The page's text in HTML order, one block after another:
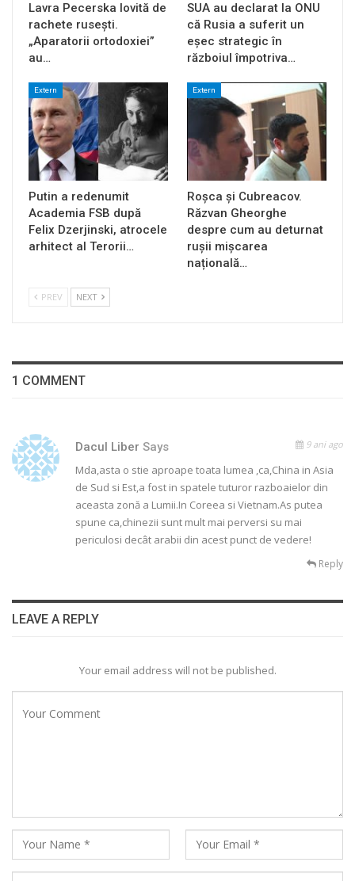
Lavra Pecerska lovită de
rachete rusești.
„Aparatorii ortodoxiei”
au…
SUA au declarat la ONU
că Rusia a suferit un
eșec strategic în
războiul împotriva…
Extern
Putin a redenumit
Academia FSB după
Felix Dzerjinski, atrocele
arhitect al Terorii…
Extern
Roșca și Cubreacov.
Răzvan Gheorghe
despre cum au deturnat
rușii mișcarea
națională…
PREV NEXT
1 COMMENT
Dacul Liber Says 9 ani ago
Mda,asta o stie aproape toata lumea ,ca,China in Asia
de Sud si Est,a fost in spatele tuturor razboaielor din
aceasta zonă a Lumii.In Coreea si Vietnam.As putea
spune ca,chinezii sunt mult mai perversi su mai
periculosi decât arabii din acest punct de vedere!
Reply
LEAVE A REPLY
Your email address will not be published.